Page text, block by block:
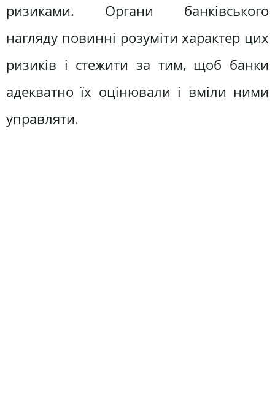
ризиками. Органи банківського
нагляду повинні розуміти характер цих
ризиків і стежити за тим, щоб банки
адекватно їх оцінювали і вміли ними
управляти.